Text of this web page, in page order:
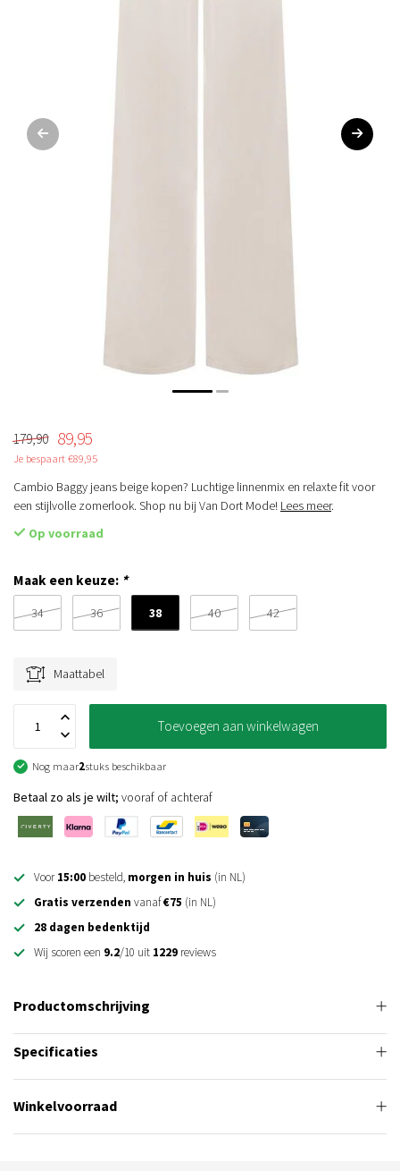
179,90 89,95
Je bespaart €89,95
Cambio Baggy jeans beige kopen? Luchtige linnenmix en relaxte fit voor
een stijlvolle zomerlook. Shop nu bij Van Dort Mode! Lees meer.
Op voorraad
Maak een keuze: *
34 36 38 40 42
Maattabel
Toevoegen aan winkelwagen
Nog maar2stuks beschikbaar
Betaal zo als je wilt; vooraf of achteraf
Voor15:00 besteld, morgen in huis (in NL)
Gratis verzenden vanaf€75 (in NL)
28 dagen bedenktijd
Wij scoren een 9.2/10 uit 1229 reviews
Productomschrijving
Specificaties
Winkelvoorraad